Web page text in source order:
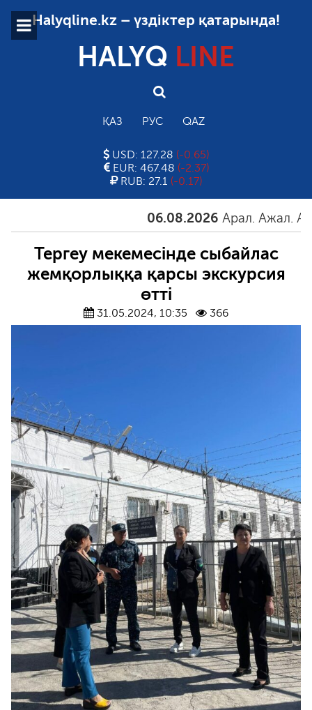
Halyqline.kz – үздіктер қатарында!
HALYQ LINE
ҚАЗ РУС QAZ
USD: 127.28 (-0.65)
EUR: 467.48 (-2.37)
RUB: 27.1 (-0.17)
06.08.2026 Арал. Ажал. Айғақ
Тергеу мекемесінде сыбайлас
жемқорлыққа қарсы экскурсия
өтті
31.05.2024, 10:35 366